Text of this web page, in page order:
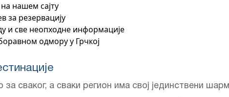
нашем сајту
за резервацију
и све неопходне информације
одмору у Грчкој
за сваког, а сваки регион има свој јединствени